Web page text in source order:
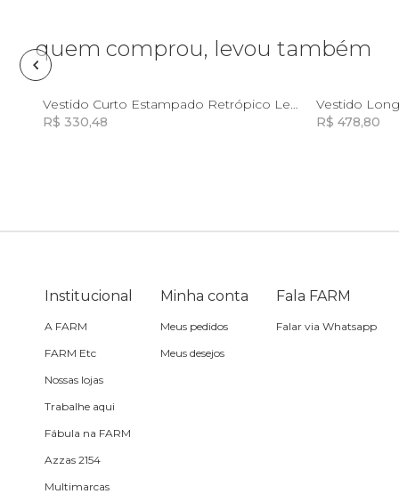
Vela
quem comprou, levou também
GG
Vestido Curto Estampado Retrópico Lenço
R$ 330,48
R$ 478,80
Institucional
A FARM
FARM Etc
Nossas lojas
Trabalhe aqui
Fábula na FARM
Azzas 2154
Multimarcas
Minha conta
Meus pedidos
Meus desejos
Fala FARM
Falar via Whatsapp